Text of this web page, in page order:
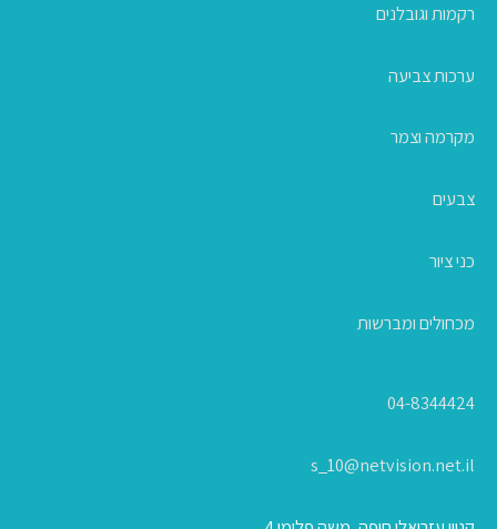
רקמות וגובלנים
ערכות צביעה
מקרמה וצמר
צבעים
כני ציור
מכחולים ומברשות
04-8344424
s_10@netvision.net.il